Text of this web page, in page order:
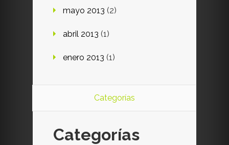
mayo 2013 (2)
abril 2013 (1)
enero 2013 (1)
Categorías
Categorías